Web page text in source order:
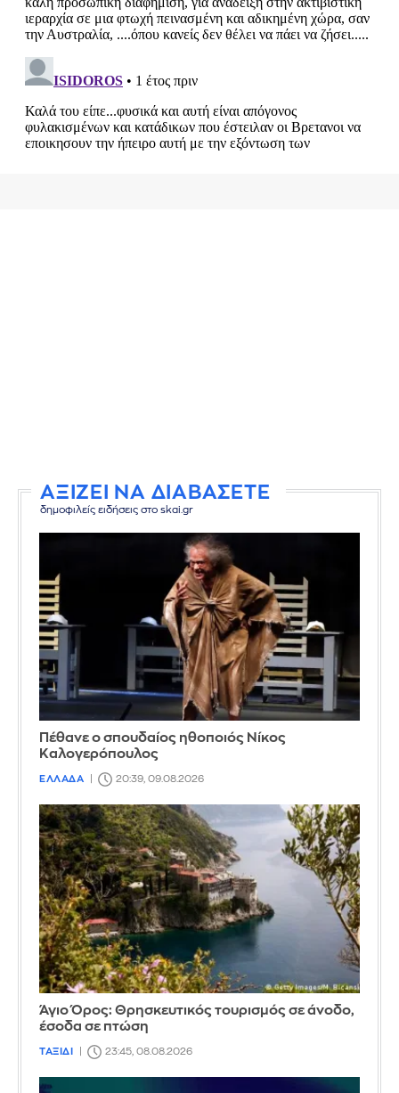
ΑΞΙΖΕΙ ΝΑ ΔΙΑΒΑΣΕΤΕ
δημοφιλείς ειδήσεις στο skai.gr
Πέθανε ο σπουδαίος ηθοποιός Νίκος
Καλογερόπουλος
ΕΛΛΑΔΑ 20:39, 09.08.2026
Άγιο Όρος: Θρησκευτικός τουρισμός σε άνοδο,
έσοδα σε πτώση
ΤΑΞΙΔΙ 23:45, 08.08.2026